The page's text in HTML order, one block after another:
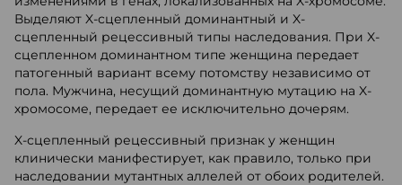
Выделяют X-сцепленный доминантный и X-
сцепленный рецессивный типы наследования. При X-
сцепленном доминантном типе женщина передает
патогенный вариант всему потомству независимо от
пола. Мужчина, несущий доминантную мутацию на X-
хромосоме, передает ее исключительно дочерям.
X-сцепленный рецессивный признак у женщин
клинически манифестирует, как правило, только при
наследовании мутантных аллелей от обоих родителей.